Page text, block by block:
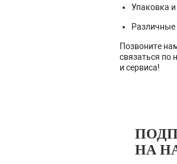
Упаковка и
Различные
Позвоните
связаться по
и сервиса!
НА